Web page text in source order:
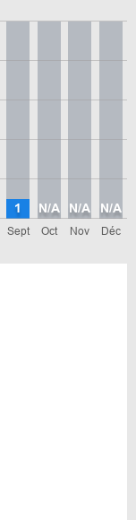
Sept
1
Oct
N/A
Nov
N/A
Déc
N/A